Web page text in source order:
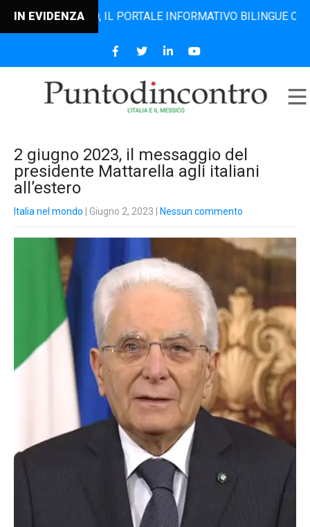
IN EVIDENZAIL PORTALE INFORMATIVO BILINGUE CHE
2 giugno 2023, il messaggio del
presidente Mattarella agli italiani
all’estero
Italia nel mondo | Giugno 2, 2023 Nessun commento